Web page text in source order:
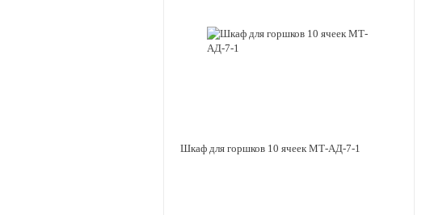
Шкаф для горшков 10 ячеек МТ-АД-7-1